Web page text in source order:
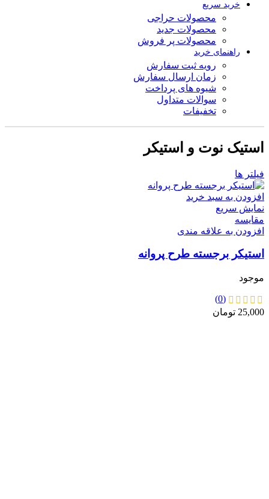
خرید سریع
محصولات حراجی
محصولات جدید
محصولات پر فروش
راهنمای خرید
رویه ثبت سفارش
زمان ارسال سفارش
شیوه های پرداخت
سوالات متداول
تخفیفات
استیک نوت و استیکر
فیلتر ها
افزودن به سبد خرید
نمایش سریع
مقايسه
افزودن به علاقه مندی
استیکر برجسته طرح پروانه
موجود
(0)
25,000 تومان